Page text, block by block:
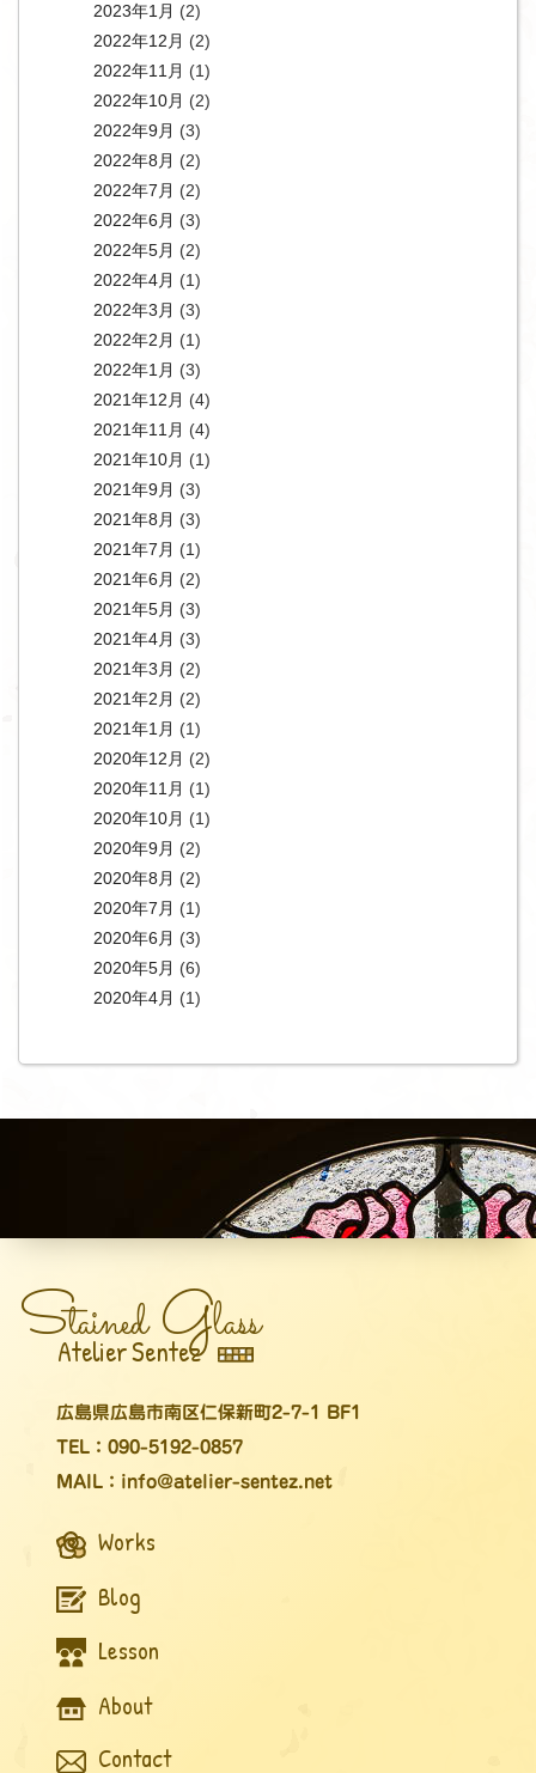
2023年1月 (2)
2022年12月 (2)
2022年11月 (1)
2022年10月 (2)
2022年9月 (3)
2022年8月 (2)
2022年7月 (2)
2022年6月 (3)
2022年5月 (2)
2022年4月 (1)
2022年3月 (3)
2022年2月 (1)
2022年1月 (3)
2021年12月 (4)
2021年11月 (4)
2021年10月 (1)
2021年9月 (3)
2021年8月 (3)
2021年7月 (1)
2021年6月 (2)
2021年5月 (3)
2021年4月 (3)
2021年3月 (2)
2021年2月 (2)
2021年1月 (1)
2020年12月 (2)
2020年11月 (1)
2020年10月 (1)
2020年9月 (2)
2020年8月 (2)
2020年7月 (1)
2020年6月 (3)
2020年5月 (6)
2020年4月 (1)
Stained Glass
Atelier Sentez
広島県広島市南区仁保新町2-7-1 BF1
TEL：090-5192-0857
MAIL：info@atelier-sentez.net
Works
Blog
Lesson
About
Contact